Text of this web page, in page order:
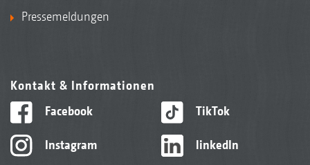
Pressemeldungen
Kontakt & Informationen
Facebook
Instagram
TikTok
linkedIn